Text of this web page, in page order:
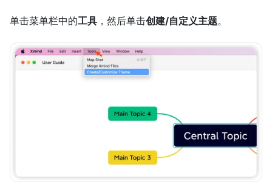
单击菜单栏中的工具 ，然后单击创建/自定义主题。